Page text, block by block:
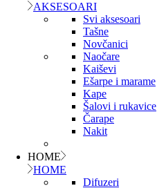
AKSESOARI
Svi aksesoari
Tašne
Novčanici
Naočare
Kaiševi
Ešarpe i marame
Kape
Šalovi i rukavice
Čarape
Nakit
HOME
HOME
Difuzeri